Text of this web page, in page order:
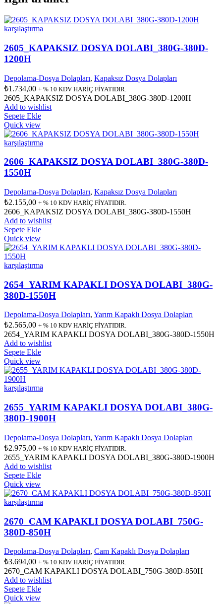
karşılaştırma
2605_KAPAKSIZ DOSYA DOLABI_380G-380D-
1200H
Depolama-Dosya Dolapları, Kapaksız Dosya Dolapları
₺1.734,00 + % 10 KDV HARİÇ FİYATIDIR.
2605_KAPAKSIZ DOSYA DOLABI_380G-380D-1200H
Add to wishlist
Sepete Ekle
Quick view
karşılaştırma
2606_KAPAKSIZ DOSYA DOLABI_380G-380D-
1550H
Depolama-Dosya Dolapları, Kapaksız Dosya Dolapları
₺2.155,00 + % 10 KDV HARİÇ FİYATIDIR.
2606_KAPAKSIZ DOSYA DOLABI_380G-380D-1550H
Add to wishlist
Sepete Ekle
Quick view
karşılaştırma
2654_YARIM KAPAKLI DOSYA DOLABI_380G-
380D-1550H
Depolama-Dosya Dolapları, Yarım Kapaklı Dosya Dolapları
₺2.565,00 + % 10 KDV HARİÇ FİYATIDIR.
2654_YARIM KAPAKLI DOSYA DOLABI_380G-380D-1550H
Add to wishlist
Sepete Ekle
Quick view
karşılaştırma
2655_YARIM KAPAKLI DOSYA DOLABI_380G-
380D-1900H
Depolama-Dosya Dolapları, Yarım Kapaklı Dosya Dolapları
₺2.975,00 + % 10 KDV HARİÇ FİYATIDIR.
2655_YARIM KAPAKLI DOSYA DOLABI_380G-380D-1900H
Add to wishlist
Sepete Ekle
Quick view
karşılaştırma
2670_CAM KAPAKLI DOSYA DOLABI_750G-
380D-850H
Depolama-Dosya Dolapları, Cam Kapaklı Dosya Dolapları
₺3.694,00 + % 10 KDV HARİÇ FİYATIDIR.
2670_CAM KAPAKLI DOSYA DOLABI_750G-380D-850H
Add to wishlist
Sepete Ekle
Quick view